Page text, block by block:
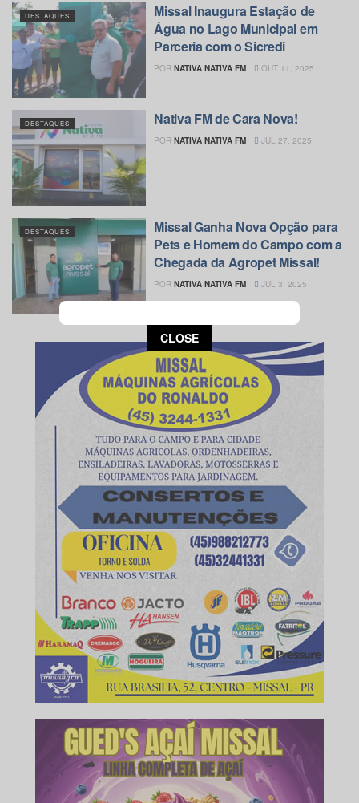
DESTAQUES
Missal Inaugura Estação de
Água no Lago Municipal em
Parceria com o Sicredi
POR NATIVA NATIVA FM OUT 11, 2025
DESTAQUES Nativa FM de Cara Nova!
POR NATIVA NATIVA FM JUL 27, 2025
DESTAQUES
Missal Ganha Nova Opção para
Pets e Homem do Campo com a
Chegada da Agropet Missal!
POR NATIVA NATIVA FM JUL 3, 2025
This popup will close in:
CLOSE